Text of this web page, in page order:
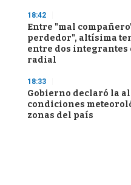
18:42
Entre "mal
perdedor", altísima
entre dos integrantes
radial
18:33
Gobierno declaró la
condiciones
zonas del país